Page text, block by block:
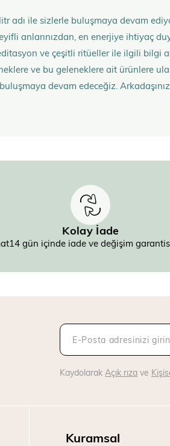
adı ile sizlerle buluşmaya devam
anlarınızdan, en enerjiye ihtiyaç
ve çeşitli ritüeller ile ilgili bilgi
ve bu geleneklere ait ürünlere
devam edeceğiz.
Kolay İade
14 gün içinde iade ve değişim
Kaydolarak Açık rıza ve
Kuramsal